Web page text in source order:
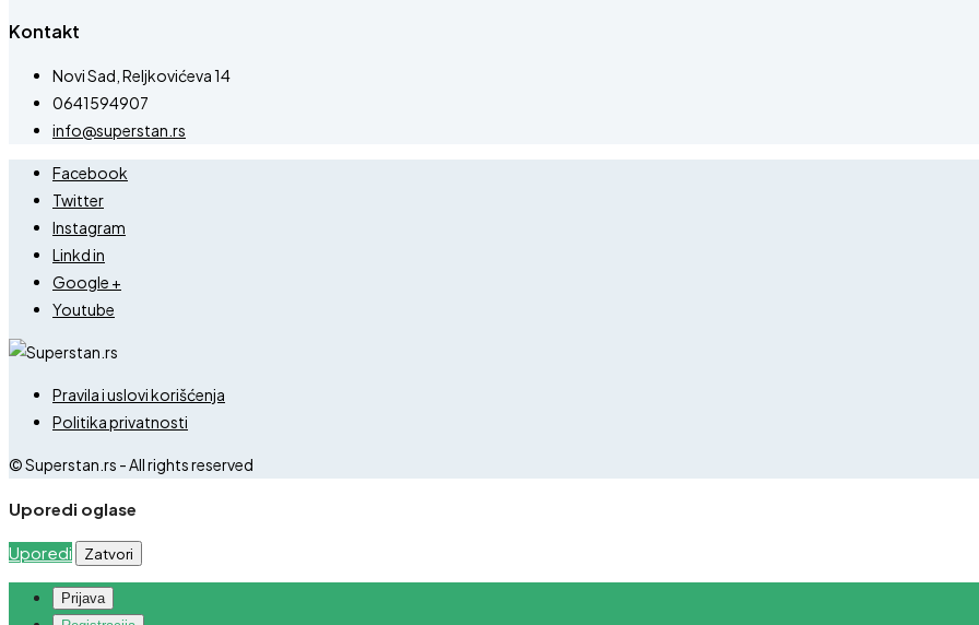
Kontakt
Novi Sad, Reljkovićeva 14
0641594907
info@superstan.rs
Facebook
Twitter
Instagram
Linkd in
Google +
Youtube
Pravila i uslovi korišćenja
Politika privatnosti
© Superstan.rs - All rights reserved
Uporedi oglase
Uporedi Zatvori
Prijava